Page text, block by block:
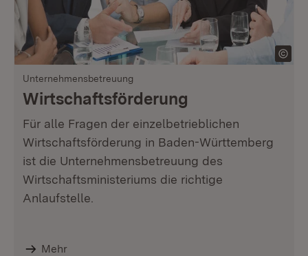
Unternehmensbetreuung
Wirtschaftsförderung
Für alle Fragen der einzelbetrieblichen
Wirtschaftsförderung in Baden-Württemberg
ist die Unternehmensbetreuung des
Wirtschaftsministeriums die richtige
Anlaufstelle.
Mehr